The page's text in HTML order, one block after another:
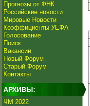
Прогнозы от ФНК
Российские новости
Мировые Новости
Коэффициенты УЕФА
Голосование
Поиск
Вакансии
Новый Форум
Старый Форум
Контакты
АРХИВЫ:
ЧМ 2022